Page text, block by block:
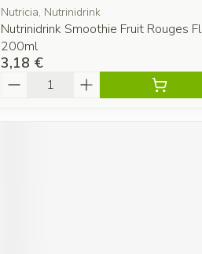
Nutricia, Nutrinidrink
Nutrinidrink Smoothie Fruit Rouges Fl
200ml
3,18 €
Quantité